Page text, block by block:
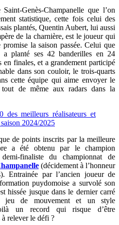
Genès-Champanelle que l’on
statistique, cette fois celui des
plantés, Quentin Aubert, lui aussi
de la charnière, est le joueur qui
la saison passée. Celui que
planté ses 42 banderilles en 24
en finales, et a grandement participé
dans son couloir, le trois-quarts
cette équipe qui aime envoyer le
de même aux radars dans la
meilleurs réalisateurs et
saison 2024/2025
de points inscrits par la meilleure
a été obtenu par le champion
finaliste du championnat de
(décidement à l’honneur
Entrainée par l’ancien joueur de
puydomoise a survolé son
hissée jusque dans le dernier carré
jeu de mouvement et un style
un record qui risque d’être
relever le défi ?